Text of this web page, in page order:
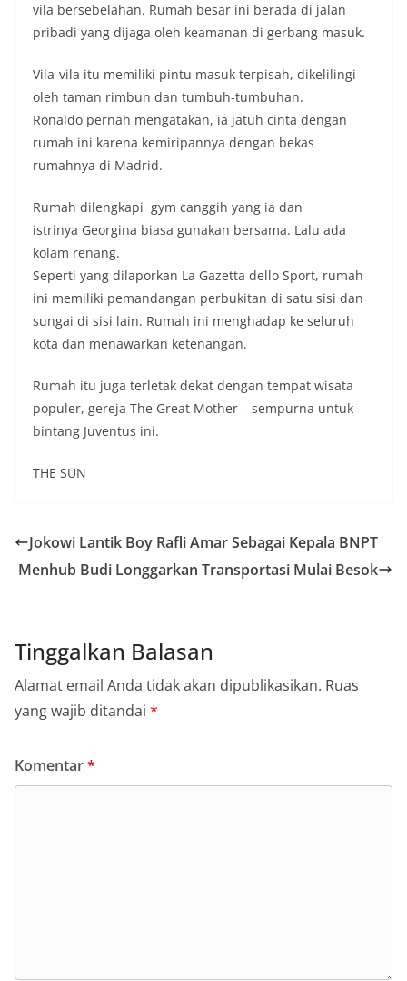
vila bersebelahan. Rumah besar ini berada di jalan
pribadi yang dijaga oleh keamanan di gerbang masuk.
Vila-vila itu memiliki pintu masuk terpisah, dikelilingi
oleh taman rimbun dan tumbuh-tumbuhan.
Ronaldo pernah mengatakan, ia jatuh cinta dengan
rumah ini karena kemiripannya dengan bekas
rumahnya di Madrid.
Rumah dilengkapi gym canggih yang ia dan
istrinya Georgina biasa gunakan bersama. Lalu ada
kolam renang.
Seperti yang dilaporkan La Gazetta dello Sport, rumah
ini memiliki pemandangan perbukitan di satu sisi dan
sungai di sisi lain. Rumah ini menghadap ke seluruh
kota dan menawarkan ketenangan.
Rumah itu juga terletak dekat dengan tempat wisata
populer, gereja The Great Mother – sempurna untuk
bintang Juventus ini.
THE SUN
Jokowi Lantik Boy Rafli Amar Sebagai Kepala BNPT
Menhub Budi Longgarkan Transportasi Mulai Besok
Tinggalkan Balasan
Alamat email Anda tidak akan dipublikasikan. Ruas
yang wajib ditandai *
Komentar*